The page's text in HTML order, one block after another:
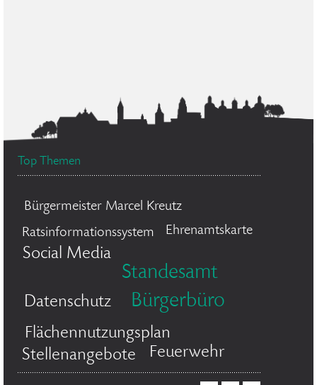
Top Themen
Bürgermeister Marcel Kreutz
Ratsinformationssystem
Ehrenamtskarte
Social Media
Standesamt
Datenschutz Bürgerbüro
Flächennutzungsplan
Stellenangebote
Feuerwehr